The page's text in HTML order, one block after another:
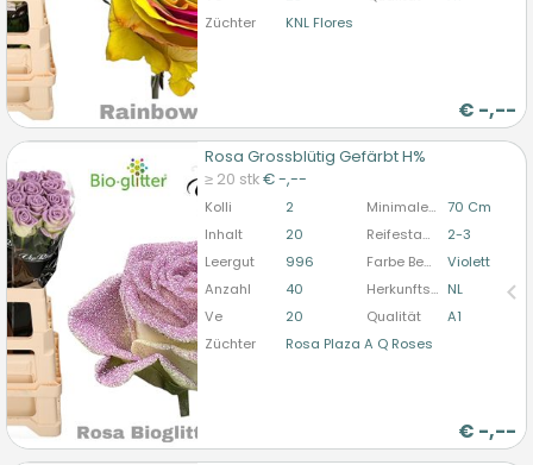
Züchter
KNL Flores
€ -,--
Rosa Grossblütig Gefärbt H%
≥ 20 stk€ -,--
Kolli 2 Minimale Stiellänge
70 Cm
Inhalt
20 Reifestadium
2-3
Leergut
996 Farbe Behandelt
Violett
Anzahl
40 Herkunftsland NL
Ve
20 Qualität
A1
Züchter
Rosa Plaza A Q Roses
€ -,--
Rosa Grossblütig Gefärbt H%
U moet ingelogd zijn om te kunnen kopen.
Hier
bitte anmelden